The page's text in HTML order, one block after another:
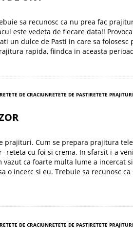
sa recunosc ca nu prea fac
este vedeta de fiecare data!!
un dulce de Pasti in care sa folosesc
rapida, fiindca in aceasta
RETETE DE CRACIUNRETETE DE PASTIRETETE
prajituri. Cum se prepara prajitura
reteta cu foi si crema. In sfarsit i-a
ca foarte multa lume a incercat
o incerc si eu. Trebuie sa recunosc
RETETE DE CRACIUNRETETE DE PASTIRETETE